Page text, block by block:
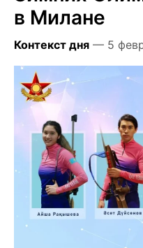
в Милане
Контекст дня — 5